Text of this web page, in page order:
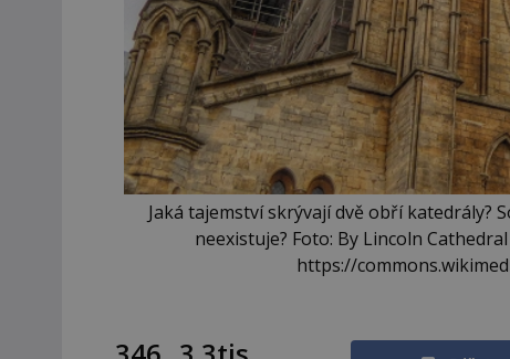
Jaká tajemství skrývají dvě obří katedrály?
neexistuje? Foto: By Lincoln
https://